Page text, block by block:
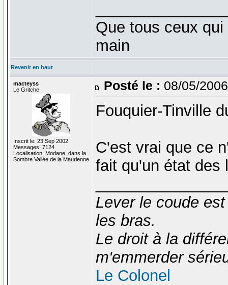
Que tous ceux
main
Revenir en haut
macteyss
Le Gritche
Inscrit le: 23 Sep 2002
Messages: 7124
Localisation: Modane, dans la
Sombre Vallée de la Maurienne
Posté le : 08/05/
Fouquier-Tinville
C'est vrai que ce
fait qu'un état des
Lever le coude
les bras.
Le droit à la
m'emmerder
Le Colonel